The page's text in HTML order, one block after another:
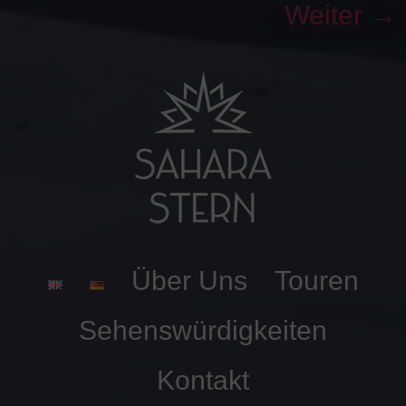
Weiter →
Über Uns
Touren
Sehenswürdigkeiten
Kontakt